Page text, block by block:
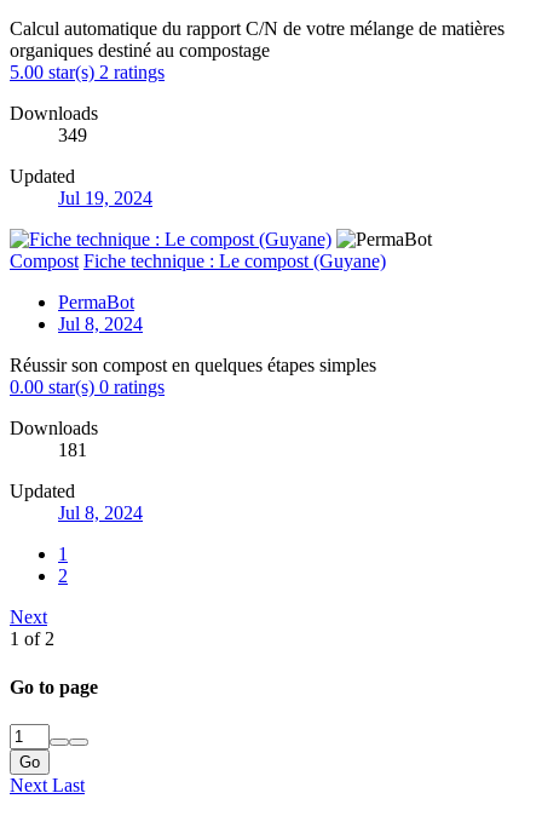
Calcul automatique du rapport C/N de votre mélange de matières
organiques destiné au compostage
5.00 star(s) 2 ratings
Downloads
349
Updated
Jul 19, 2024
Compost Fiche technique : Le compost (Guyane)
PermaBot
Jul 8, 2024
Réussir son compost en quelques étapes simples
0.00 star(s) 0 ratings
Downloads
181
Updated
Jul 8, 2024
1
2
Next
1 of 2
Go to page
Go
Next Last